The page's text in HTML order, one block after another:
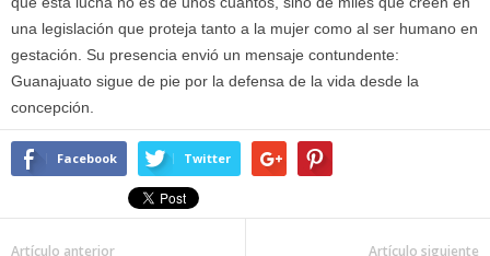
una legislación que proteja tanto a la mujer como al ser humano en
gestación. Su presencia envió un mensaje contundente:
Guanajuato sigue de pie por la defensa de la vida desde la
concepción.
Facebook Twitter
Artículo anterior Artículo siguiente